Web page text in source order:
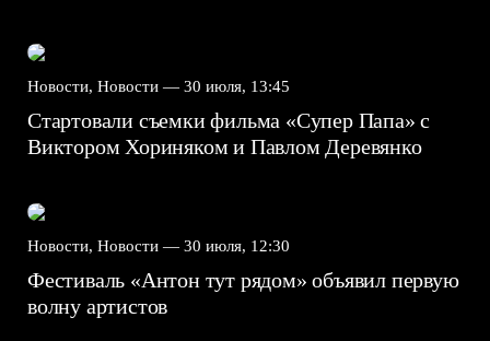
Новости, Новости — 30 июля, 13:45
Стартовали съемки фильма «Супер Папа» с
Виктором Хориняком и Павлом Деревянко
Новости, Новости — 30 июля, 12:30
Фестиваль «Антон тут рядом» объявил первую
волну артистов